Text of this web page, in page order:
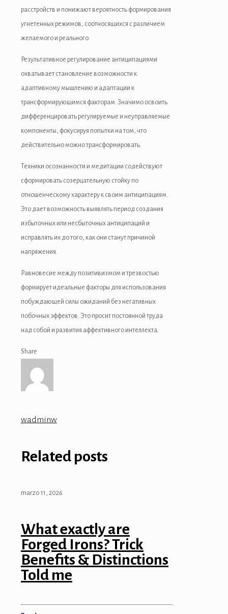
расстройств и понижают вероятность формирования
угнетенных режимов, соотносящихся с различием
желаемого и реального.
Результативное регулирование антиципациями
охватывает становление возможности к
адаптивному мышлению и адаптации к
трансформирующимся факторам. Значимо освоить
дифференцировать регулируемые и неуправляемые
компоненты, фокусируя попытки на том, что
действительно можно трансформировать.
Техники осознанности и медитации содействуют
сформировать созерцательную стойку по
отношенческому характеру к своим антиципациям.
Это дает возможность выявлять период создания
избыточных или несбыточных антиципаций и
исправлять их до того, как они станут причиной
напряжения.
Равновесие между позитивизмом и трезвостью
формирует идеальные факторы для использования
побуждающей силы ожиданий без негативных
побочных эффектов. Это просит постоянной труда
над собой и развития аффективного интеллекта.
Share
wadminw
Related posts
marzo 11, 2026
What exactly are
Forged Irons? Trick
Benefits & Distinctions
Told me